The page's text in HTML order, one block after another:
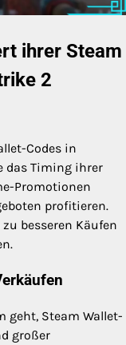
ihrer Steam
2
Codes in
das Timing ihrer
Promotionen
profitieren.
besseren Käufen
geht, Steam Wallet-
großer